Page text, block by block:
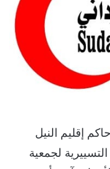
إقليم النيل
لجمعية